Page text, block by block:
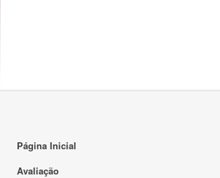
Página Inicial
Avaliação